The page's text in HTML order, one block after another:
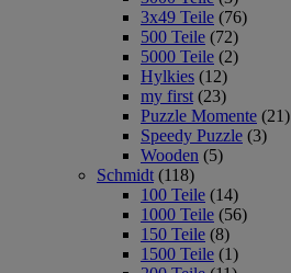
3x49 Teile (76)
500 Teile (72)
5000 Teile (2)
Hylkies (12)
my first (23)
Puzzle Momente (21)
Speedy Puzzle (3)
Wooden (5)
Schmidt (118)
100 Teile (14)
1000 Teile (56)
150 Teile (8)
1500 Teile (1)